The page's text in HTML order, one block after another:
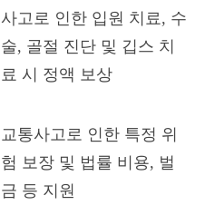
사고로 인한 입원 치료, 수
술, 골절 진단 및 깁스 치
료 시 정액 보상
교통사고로 인한 특정 위
험 보장 및 법률 비용, 벌
금 등 지원